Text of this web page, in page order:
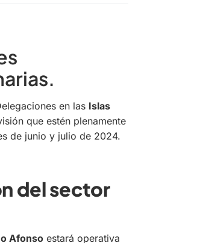
en las Islas
que estén plenamente
de junio y julio de 2024.
del sector
Afonso estará operativa